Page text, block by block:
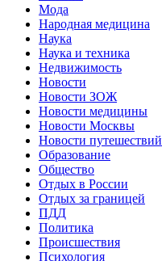
Мода
Народная медицина
Наука
Наука и техника
Недвижимость
Новости
Новости ЗОЖ
Новости медицины
Новости Москвы
Новости путешествий
Образование
Общество
Отдых в России
Отдых за границей
ПДД
Политика
Происшествия
Психология